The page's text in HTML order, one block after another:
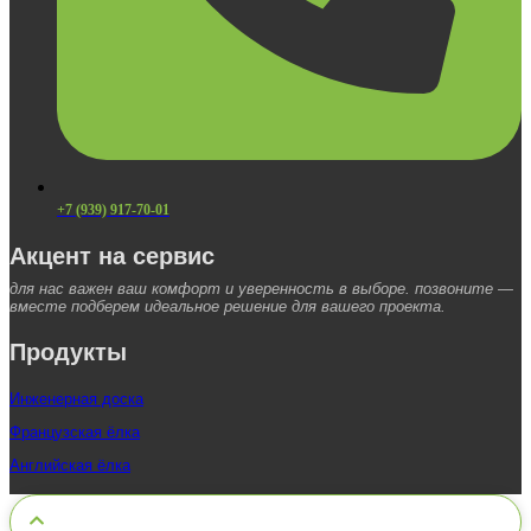
+7 (939) 917-70-01
Акцент на сервис
для нас важен ваш комфорт и уверенность в выборе. позвоните —
вместе подберем идеальное решение для вашего проекта.
Продукты
Инженерная доска
Французская ёлка
Английская ёлка